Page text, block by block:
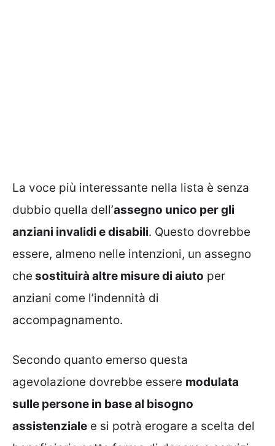
La voce più interessante nella lista è senza
dubbio quella dell’assegno unico per gli
anziani invalidi e disabili. Questo dovrebbe
essere, almeno nelle intenzioni, un assegno
che sostituirà altre misure di aiuto per
anziani come l’indennità di
accompagnamento.
Secondo quanto emerso questa
agevolazione dovrebbe essere modulata
sulle persone in base al bisogno
assistenziale e si potrà erogare a scelta del